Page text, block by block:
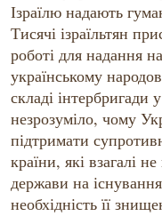
Ізраїлю надають
Тисячі ізраїльтян
роботі для надання
українському
складі
незрозуміло, чому
підтримати
країни, які взагалі
держави на
необхідність її